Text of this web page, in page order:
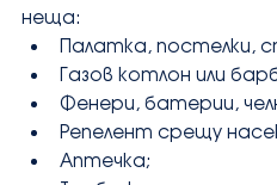
неща:
Палатка, постелки,
Газов котлон или
Фенери, батерии,
Репелент срещу
Аптечка;